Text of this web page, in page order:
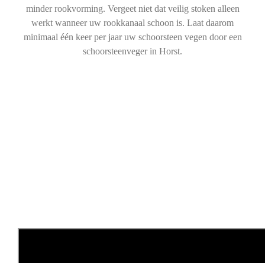
minder rookvorming. Vergeet niet dat veilig stoken alleen
werkt wanneer uw rookkanaal schoon is. Laat daarom
minimaal één keer per jaar uw schoorsteen vegen door een
schoorsteenveger in Horst.